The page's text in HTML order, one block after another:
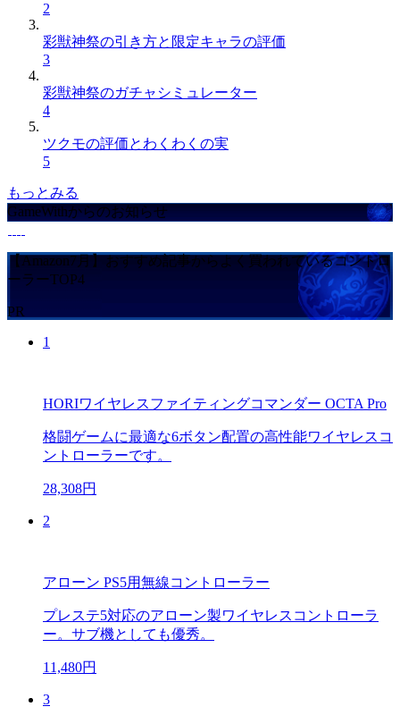
2
彩獣神祭の引き方と限定キャラの評価
3
彩獣神祭のガチャシミュレーター
4
ツクモの評価とわくわくの実
5
もっとみる
GameWithからのお知らせ
【Amazon7月】おすすめ記事からよく買われているコントロ
ーラーTOP4
PR
1
HORIワイヤレスファイティングコマンダー OCTA Pro
格闘ゲームに最適な6ボタン配置の高性能ワイヤレスコ
ントローラーです。
28,308円
2
アローン PS5用無線コントローラー
プレステ5対応のアローン製ワイヤレスコントローラ
ー。サブ機としても優秀。
11,480円
3